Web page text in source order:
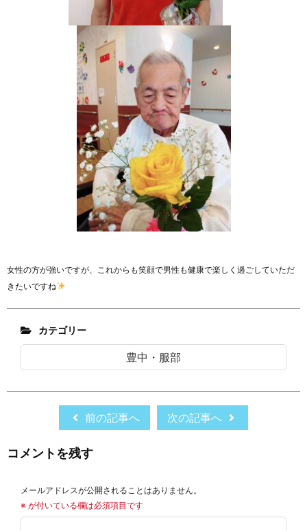
女性の方が強いですが、これからも笑顔で男性も健康で楽しく過ごしていただ
きたいですね
カテゴリー
豊中・服部
前の記事へ 次の記事へ
コメントを残す
メールアドレスが公開されることはありません。
※ が付いている欄は必須項目です